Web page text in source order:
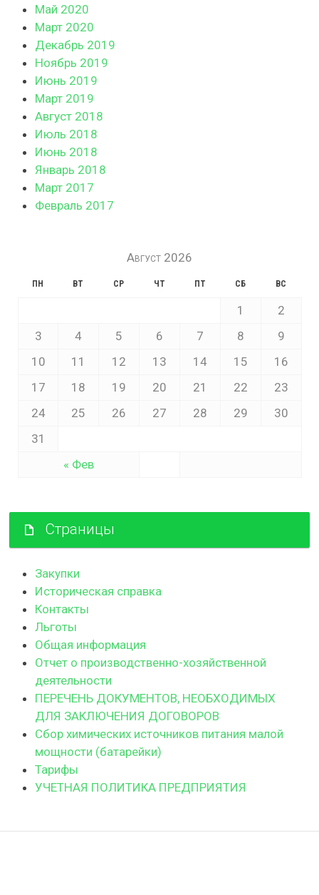
Май 2020
Март 2020
Декабрь 2019
Ноябрь 2019
Июнь 2019
Март 2019
Август 2018
Июль 2018
Июнь 2018
Январь 2018
Март 2017
Февраль 2017
Август 2026
ПН ВТ СР ЧТ ПТ СБ ВС
« Фев
1
2
3
4 5 6 7 8
9
10
11 12 13 14 15
16
17
18 19 20 21 22
23
24
25 26 27 28 29
30
31
Страницы
Закупки
Историческая справка
Контакты
Льготы
Общая информация
Отчет о производственно-хозяйственной
деятельности
ПЕРЕЧЕНЬ ДОКУМЕНТОВ, НЕОБХОДИМЫХ
ДЛЯ ЗАКЛЮЧЕНИЯ ДОГОВОРОВ
Сбор химических источников питания малой
мощности (батарейки)
Тарифы
УЧЕТНАЯ ПОЛИТИКА ПРЕДПРИЯТИЯ